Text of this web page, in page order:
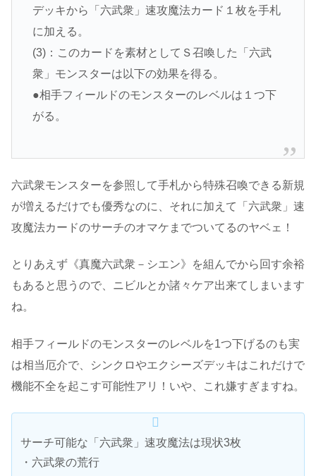
デッキから「六武衆」速攻魔法カード１枚を手札
に加える。
(3)：このカードを素材としてＳ召喚した「六武
衆」モンスターは以下の効果を得る。
●相手フィールドのモンスターのレベルは１つ下
がる。
六武衆モンスターを参照して手札から特殊召喚できる新規
が増えるだけでも優秀なのに、それに加えて「六武衆」速
攻魔法カードのサーチのオマケまでついてるのヤベェ！
とりあえず《真魔六武衆－シエン》を組んでから回す余裕
もあると思うので、ニビルとか諸々ケア出来てしまいます
ね。
相手フィールドのモンスターのレベルを1つ下げるのも実
は相当厄介で、シンクロやエクシーズデッキはこれだけで
機能不全を起こす可能性アリ！いや、これ嫌すぎますね。
サーチ可能な「六武衆」速攻魔法は現状3枚
・六武衆の荒行